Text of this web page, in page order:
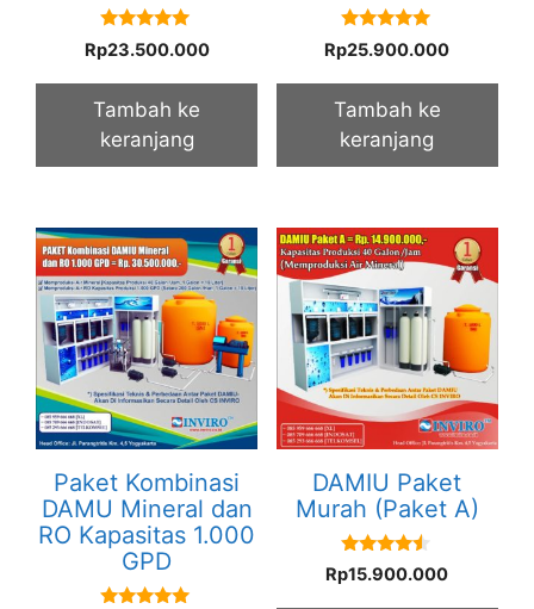
5.00
out of 5
Rp23.500.000
Tambah ke
keranjang
5.00
out of 5
Rp25.900.000
Tambah ke
keranjang
Paket Kombinasi
DAMU Mineral dan
RO Kapasitas 1.000
GPD
DAMIU Paket
Murah (Paket A)
4.33
out of 5
Rp15.900.000